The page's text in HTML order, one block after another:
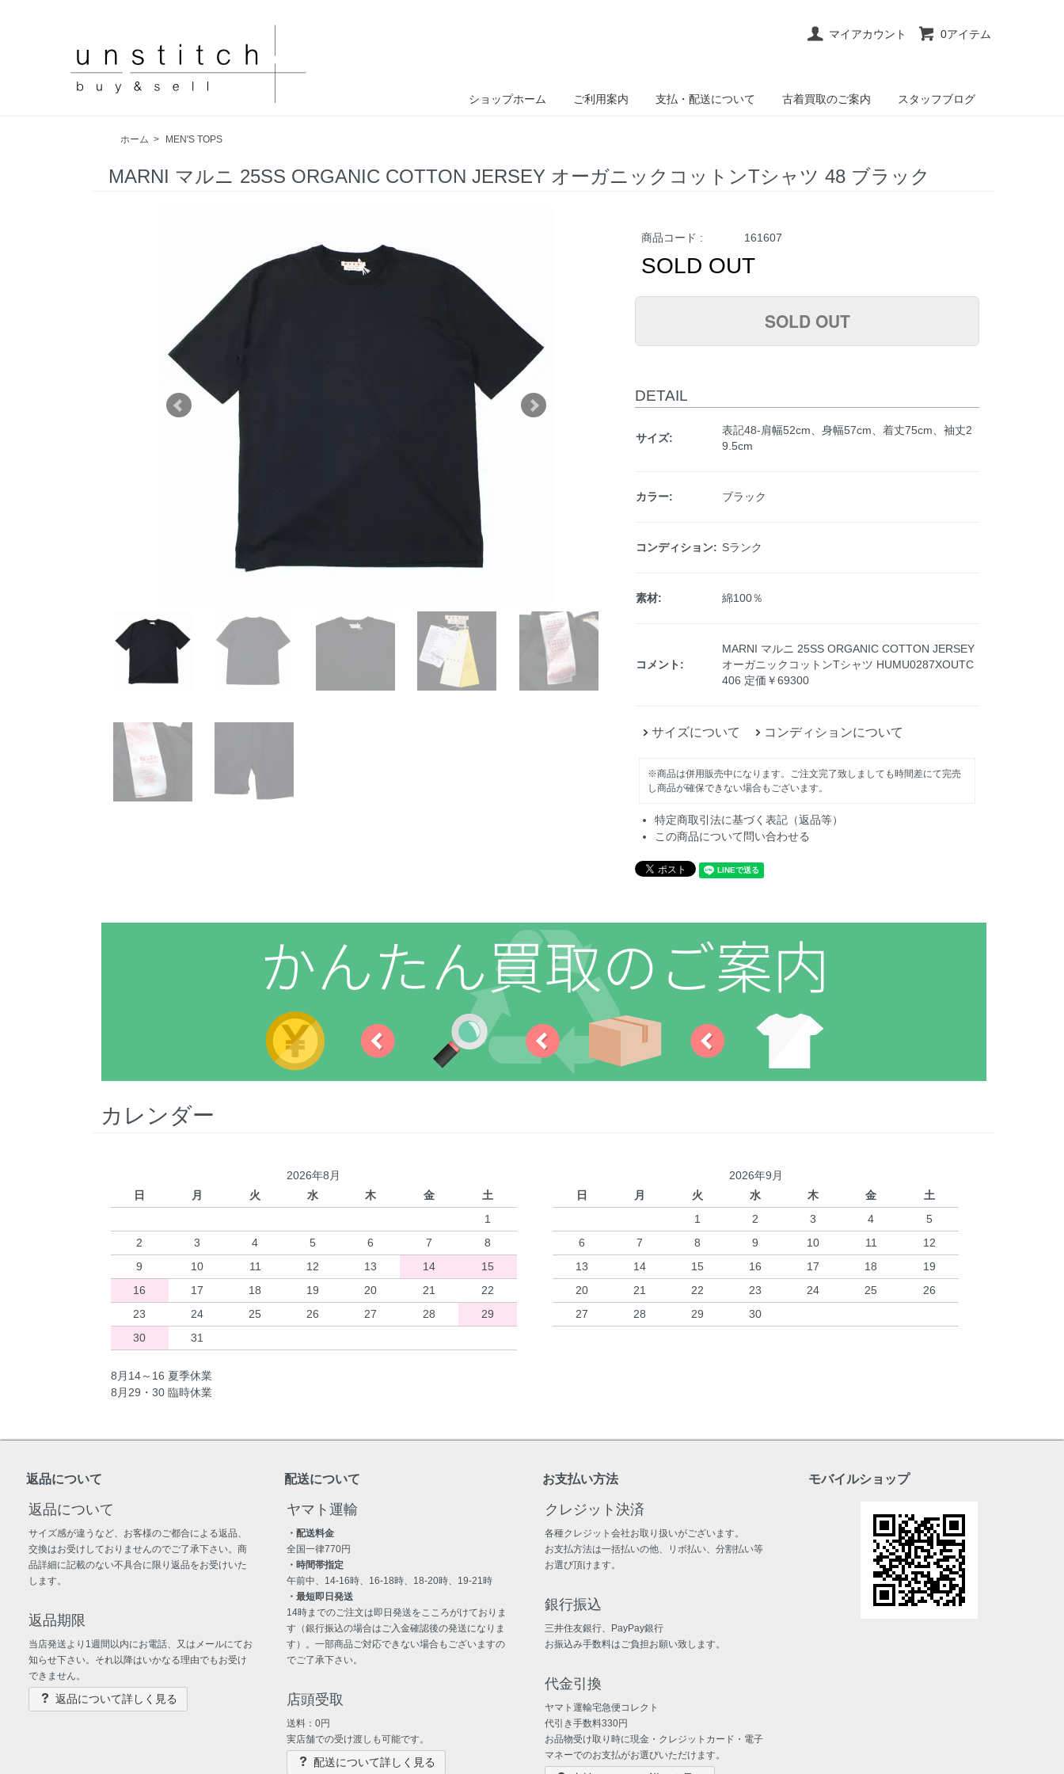
マイアカウント 0アイテム
ショップホーム ご利用案内 支払・配送について 古着買取のご案内 スタッフブログ
ホーム > MEN'S TOPS
MARNI マルニ 25SS ORGANIC COTTON JERSEY オーガニックコットンTシャツ 48 ブラック
商品コード : 161607
SOLD OUT
SOLD OUT
DETAIL
サイズ:
表記48-肩幅52cm、身幅57cm、着丈75cm、袖丈2
9.5cm
カラー: ブラック
コンディション: Sランク
素材: 綿100％
コメント:
MARNI マルニ 25SS ORGANIC COTTON JERSEY
オーガニックコットンTシャツ HUMU0287XOUTC
406 定価￥69300
サイズについて コンディションについて
※商品は併用販売中になります。ご注文完了致しましても時間差にて完売
し商品が確保できない場合もございます。
特定商取引法に基づく表記（返品等）
この商品について問い合わせる
カレンダー
2026年8月
日
月 火 水 木 金
土
1
2
3 4 5 6 7
8
9
10 11 12 13 14
15
16
17 18 19 20 21
22
23
24 25 26 27 28
29
30
31
2026年9月
日
月 火 水 木 金
土
1
2 3 4
5
6
7 8 9 10 11
12
13
14 15 16 17 18
19
20
21 22 23 24 25
26
27
28 29 30
8月14～16 夏季休業
8月29・30 臨時休業
返品について
返品について
サイズ感が違うなど、お客様のご都合による返品、
交換はお受けしておりませんのでご了承下さい。商
品詳細に記載のない不具合に限り返品をお受けいた
します。
返品期限
当店発送より1週間以内にお電話、又はメールにてお
知らせ下さい。それ以降はいかなる理由でもお受け
できません。
返品について詳しく見る
配送について
ヤマト運輸
・配送料金
全国一律770円
・時間帯指定
午前中、14-16時、16-18時、18-20時、19-21時
・最短即日発送
14時までのご注文は即日発送をこころがけておりま
す（銀行振込の場合はご入金確認後の発送になりま
す）。一部商品ご対応できない場合もございますの
でご了承下さい。
店頭受取
送料：0円
実店舗での受け渡しも可能です。
配送について詳しく見る
お支払い方法
クレジット決済
各種クレジット会社お取り扱いがございます。
お支払方法は一括払いの他、リボ払い、分割払い等
お選び頂けます。
銀行振込
三井住友銀行、PayPay銀行
お振込み手数料はご負担お願い致します。
代金引換
ヤマト運輸宅急便コレクト
代引き手数料330円
お品物受け取り時に現金・クレジットカード・電子
マネーでのお支払がお選びいただけます。
モバイルショップ